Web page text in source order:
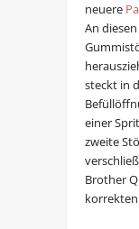
neuere
An
steckt in
einer
zweite
Brother